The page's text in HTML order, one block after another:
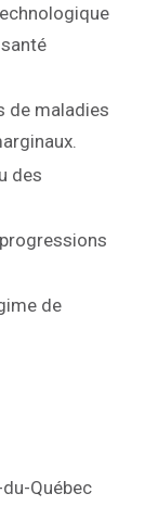
de maladies
des
de
Québec